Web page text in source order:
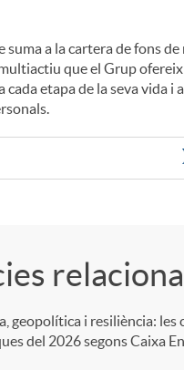
suma a la cartera de fons de
que el Grup ofereix
cada etapa de la seva vida i
geopolítica i resiliència: les
del 2026 segons Caixa